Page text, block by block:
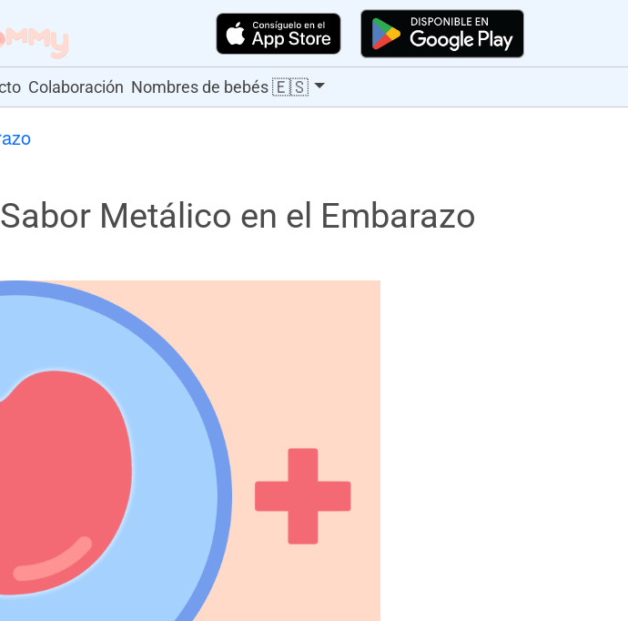
Colaboración Nombres de bebés 🇪🇸
Metálico en el Embarazo